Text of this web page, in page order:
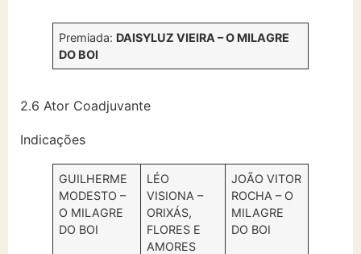
Premiada: DAISYLUZ VIEIRA – O MILAGRE
DO BOI
2.6 Ator Coadjuvante
Indicações
GUILHERME
MODESTO –
O MILAGRE
DO BOI
LÉO
VISIONA –
ORIXÁS,
FLORES E
AMORES
JOÃO VITOR
ROCHA – O
MILAGRE
DO BOI